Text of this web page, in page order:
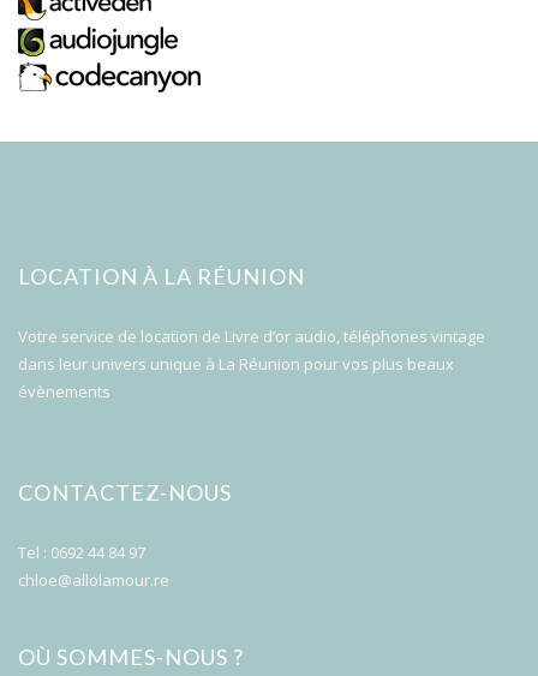
LOCATION À LA RÉUNION
Votre service de location de Livre d’or audio, téléphones vintage
dans leur univers unique à La Réunion pour vos plus beaux
évènements
CONTACTEZ-NOUS
Tel : 0692 44 84 97
chloe@allolamour.re
OÙ SOMMES-NOUS ?